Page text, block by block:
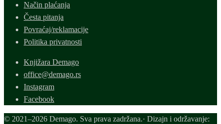
Način plaćanja
Česta pitanja
Povraćaj/reklamacije
Politika privatnosti
Knjižara Demago
office@demago.rs
Instagram
Facebook
© 2021–2026 Demago. Sva prava zadržana.· Dizajn i održavanje: